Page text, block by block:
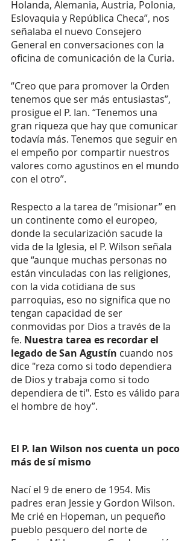
Holanda, Alemania, Austria, Polonia,
Eslovaquia y República Checa”, nos
señalaba el nuevo Consejero
General en conversaciones con la
oficina de comunicación de la Curia.
“Creo que para promover la Orden
tenemos que ser más entusiastas”,
prosigue el P. Ian. “Tenemos una
gran riqueza que hay que comunicar
todavía más. Tenemos que seguir en
el empeño por compartir nuestros
valores como agustinos en el mundo
con el otro”.
Respecto a la tarea de “misionar” en
un continente como el europeo,
donde la secularización sacude la
vida de la Iglesia, el P. Wilson señala
que “aunque muchas personas no
están vinculadas con las religiones,
con la vida cotidiana de sus
parroquias, eso no significa que no
tengan capacidad de ser
conmovidas por Dios a través de la
fe. Nuestra tarea es recordar el
legado de San Agustín cuando nos
dice "reza como si todo dependiera
de Dios y trabaja como si todo
dependiera de ti". Esto es válido para
el hombre de hoy”.
El P. Ian Wilson nos cuenta un poco
más de sí mismo
Nací el 9 de enero de 1954. Mis
padres eran Jessie y Gordon Wilson.
Me crié en Hopeman, un pequeño
pueblo pesquero del norte de